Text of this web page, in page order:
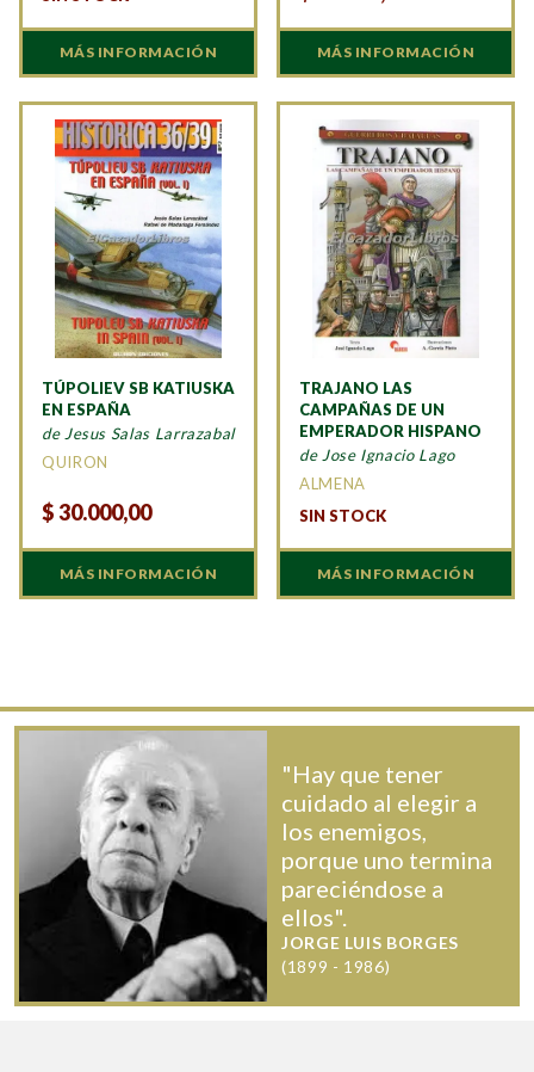
MÁS INFORMACIÓN MÁS INFORMACIÓN
TÚPOLIEV SB KATIUSKA
EN ESPAÑA
de Jesus Salas Larrazabal
QUIRON
$30.000,00
MÁS INFORMACIÓN
TRAJANO LAS
CAMPAÑAS DE UN
EMPERADOR HISPANO
de Jose Ignacio Lago
ALMENA
SIN STOCK
MÁS INFORMACIÓN
"Hay que tener
cuidado al elegir a
los enemigos,
porque uno termina
pareciéndose a
ellos".
JORGE LUIS BORGES
(1899 - 1986)